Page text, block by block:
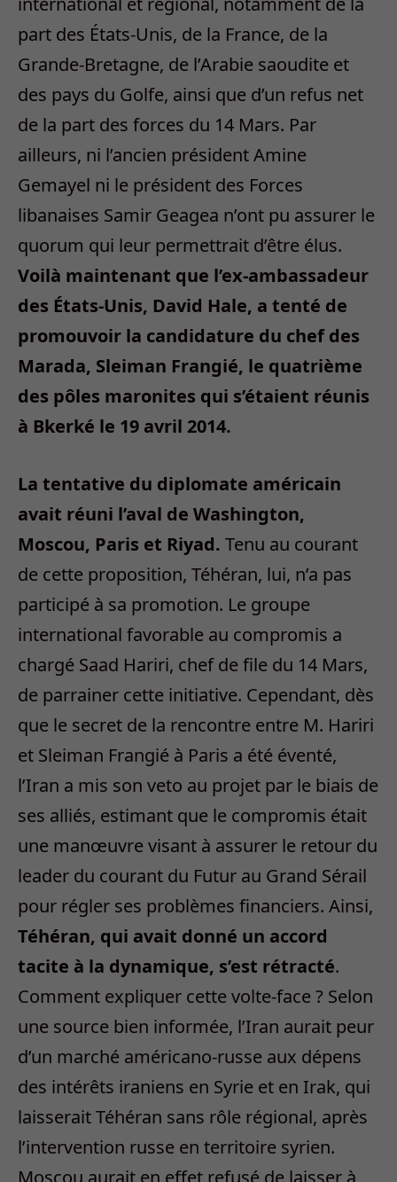
part des États-Unis, de la France, de la
Grande-Bretagne, de l’Arabie saoudite et
des pays du Golfe, ainsi que d’un refus net
de la part des forces du 14 Mars. Par
ailleurs, ni l’ancien président Amine
Gemayel ni le président des Forces
libanaises Samir Geagea n’ont pu assurer le
quorum qui leur permettrait d’être élus.
Voilà maintenant que l’ex-ambassadeur
des États-Unis, David Hale, a tenté de
promouvoir la candidature du chef des
Marada, Sleiman Frangié, le quatrième
des pôles maronites qui s’étaient réunis
à Bkerké le 19 avril 2014.
La tentative du diplomate américain
avait réuni l’aval de Washington,
Moscou, Paris et Riyad. Tenu au courant
de cette proposition, Téhéran, lui, n’a pas
participé à sa promotion. Le groupe
international favorable au compromis a
chargé Saad Hariri, chef de file du 14 Mars,
de parrainer cette initiative. Cependant, dès
que le secret de la rencontre entre M. Hariri
et Sleiman Frangié à Paris a été éventé,
l’Iran a mis son veto au projet par le biais de
ses alliés, estimant que le compromis était
une manœuvre visant à assurer le retour du
leader du courant du Futur au Grand Sérail
pour régler ses problèmes financiers. Ainsi,
Téhéran, qui avait donné un accord
tacite à la dynamique, s’est rétracté.
Comment expliquer cette volte-face ? Selon
une source bien informée, l’Iran aurait peur
d’un marché américano-russe aux dépens
des intérêts iraniens en Syrie et en Irak, qui
laisserait Téhéran sans rôle régional, après
l’intervention russe en territoire syrien.
Moscou aurait en effet refusé de laisser à